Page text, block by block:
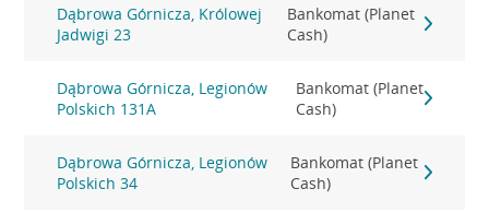
Dąbrowa Górnicza, Królowej
Jadwigi 23
Bankomat (Planet
Cash)
Dąbrowa Górnicza, Legionów
Polskich 131A
Bankomat (Planet
Cash)
Dąbrowa Górnicza, Legionów
Polskich 34
Bankomat (Planet
Cash)